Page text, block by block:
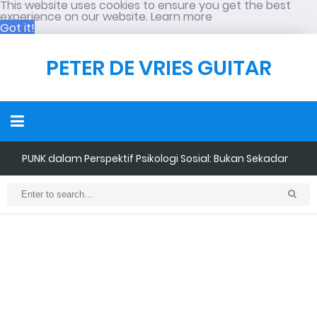
This website uses cookies to ensure you get the best
experience on our website. Learn more
Got it!
PETER DE VRIES GUITAR
PUNK dalam Perspektif Psikologi Sosial: Bukan Sekadar
Penampilan, tetapi Tindakan Sosial